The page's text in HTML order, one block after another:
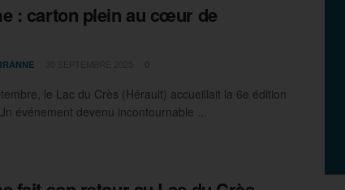
: carton plein au cœur de
le Lac du Crès (Hérault) accueillait la 6e édition
événement devenu incontournable ...